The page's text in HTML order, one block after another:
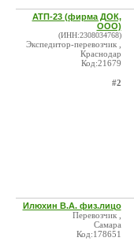
АТП-23 (фирма ДОК,
ООО)
(ИНН:2308034768)
Экспедитор-перевозчик ,
Краснодар
Код:21679
#2
Илюхин В.А. физ.лицо
Перевозчик ,
Самара
Код:178651